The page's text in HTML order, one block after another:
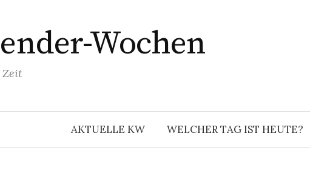
Wochen
Zeit
AKTUELLE KW WELCHER TAG IST HEUTE?